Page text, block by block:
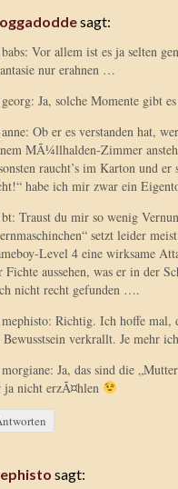
sagt:
Vor allem ist es ja selten
nur erahnen …
Ja, solche Momente gibt
Ob er es verstanden hat,
MÃ¼llhalden-Zimmer
raucht’s im Karton und
habe ich mir zwar ein
Traust du mir so wenig
setzt leider
Level 4 eine wirksame
Fichte aussehen, was er in der
nicht recht gefunden ….
Richtig. Ich hoffe mal,
verkrallt. Je mehr
Ja, das sind die
ja nicht erzÃ¤hlen
sagt: